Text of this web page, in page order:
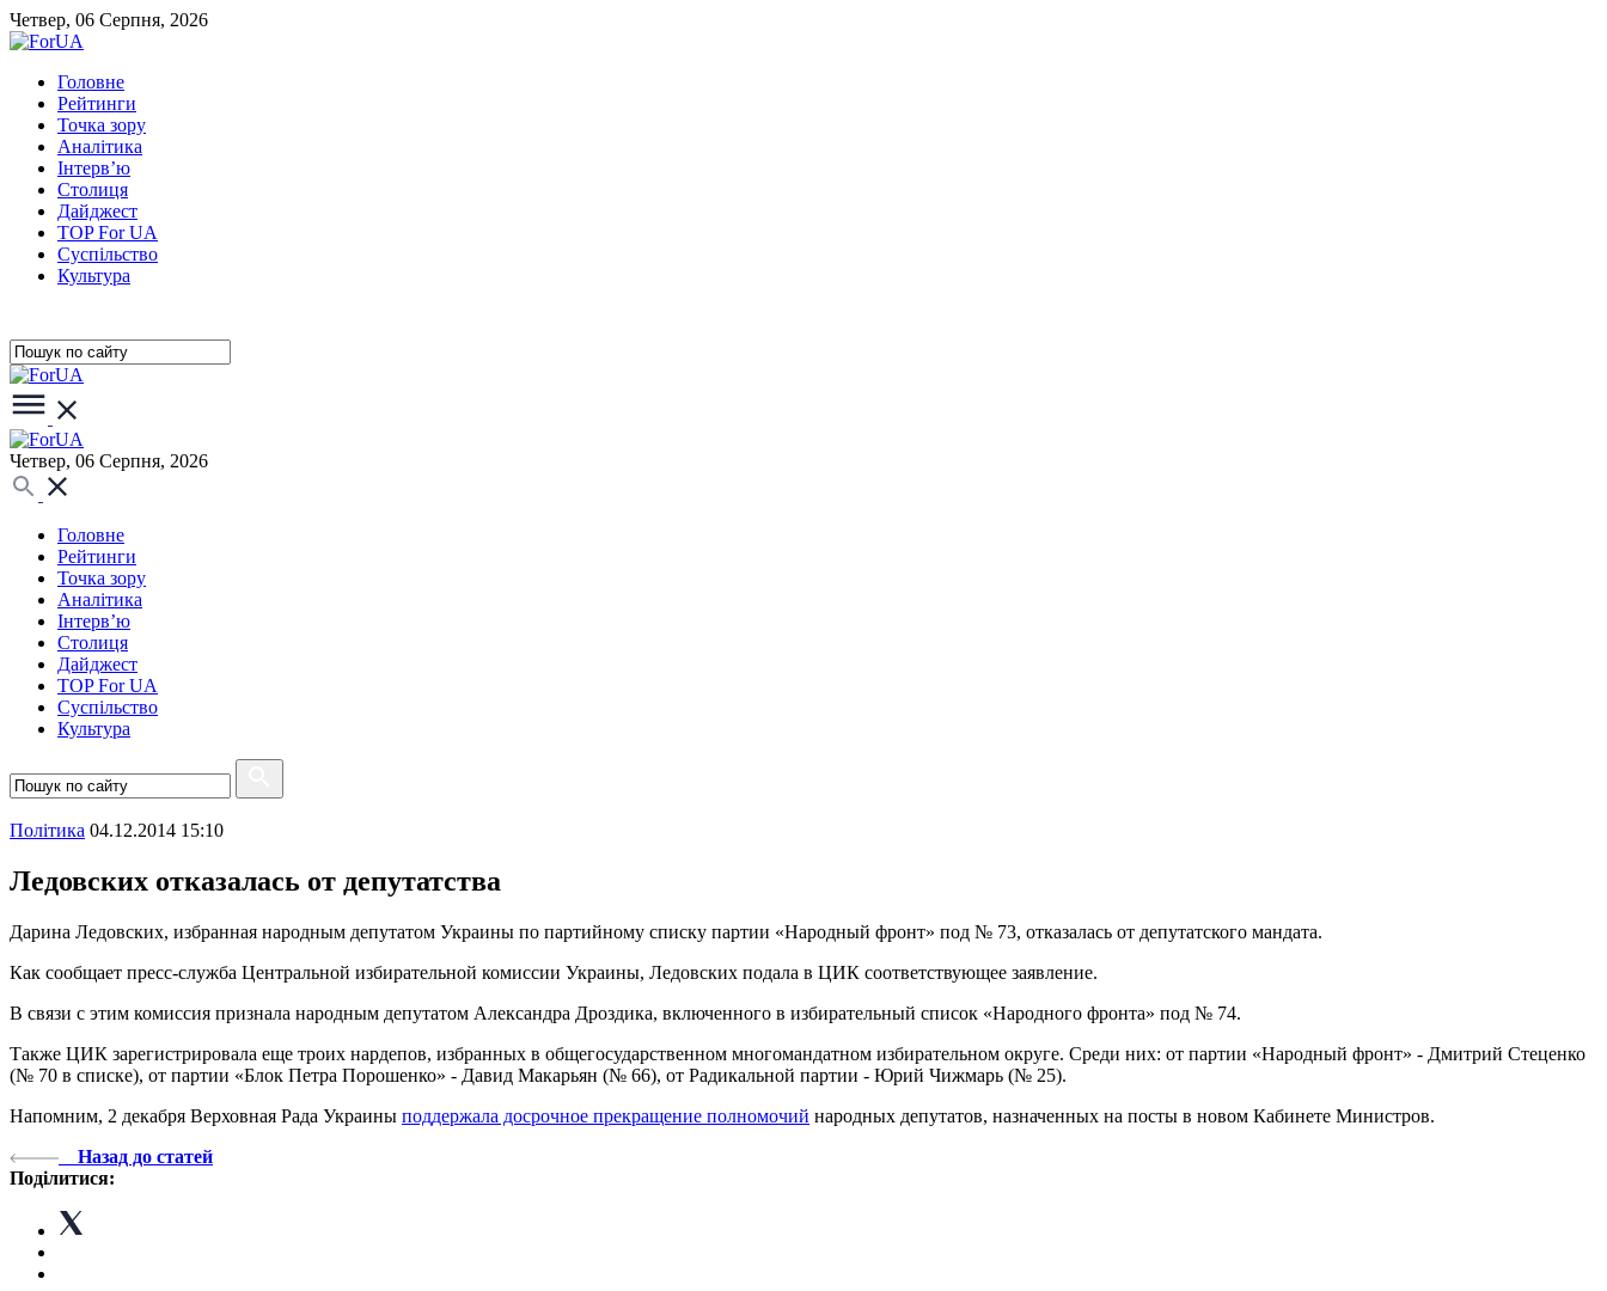
Четвер, 06 Серпня, 2026
Головне
Рейтинги
Точка зору
Аналітика
Інтерв’ю
Столиця
Дайджест
TOP For UA
Суспiльство
Культура
Четвер, 06 Серпня, 2026
Головне
Рейтинги
Точка зору
Аналітика
Інтерв’ю
Столиця
Дайджест
TOP For UA
Суспiльство
Культура
Полiтика 04.12.2014 15:10
Ледовских отказалась от депутатства
Дарина Ледовских, избранная народным депутатом Украины по партийному списку партии «Народный фронт» под № 73, отказалась от депутатского мандата.
Как сообщает пресс-служба Центральной избирательной комиссии Украины, Ледовских подала в ЦИК соответствующее заявление.
В связи с этим комиссия признала народным депутатом Александра Дроздика, включенного в избирательный список «Народного фронта» под № 74.
Также ЦИК зарегистрировала еще троих нардепов, избранных в общегосударственном многомандатном избирательном округе. Среди них: от партии «Народный фронт» - Дмитрий Стеценко
(№ 70 в списке), от партии «Блок Петра Порошенко» - Давид Макарьян (№ 66), от Радикальной партии - Юрий Чижмарь (№ 25).
Напомним, 2 декабря Верховная Рада Украины поддержала досрочное прекращение полномочий народных депутатов, назначенных на посты в новом Кабинете Министров.
Назад до статей
Поділитися: